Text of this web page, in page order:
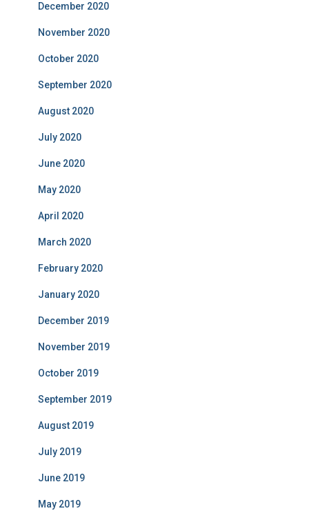
December 2020
November 2020
October 2020
September 2020
August 2020
July 2020
June 2020
May 2020
April 2020
March 2020
February 2020
January 2020
December 2019
November 2019
October 2019
September 2019
August 2019
July 2019
June 2019
May 2019